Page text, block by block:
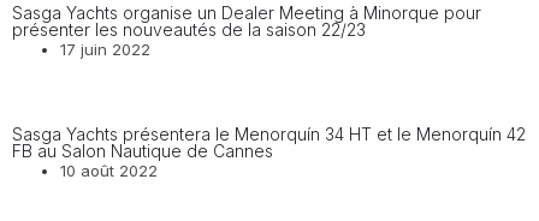
Sasga Yachts organise un Dealer Meeting à Minorque pour
présenter les nouveautés de la saison 22/23
17 juin 2022
Sasga Yachts présentera le Menorquín 34 HT et le Menorquín 42
FB au Salon Nautique de Cannes
10 août 2022